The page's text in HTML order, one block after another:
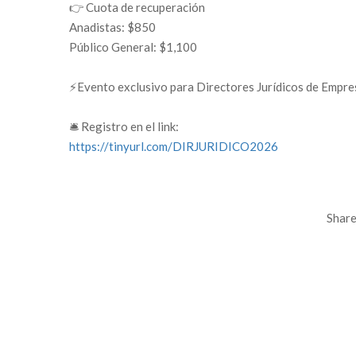
👉 Cuota de recuperación
Anadistas: $850
Público General: $1,100
⚡Evento exclusivo para Directores Jurídicos de
🛎️ Registro en el link:
https://tinyurl.com/DIRJURIDICO2026